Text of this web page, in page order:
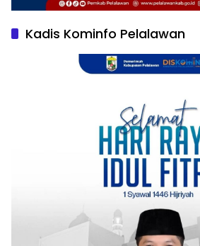
Kadis Kominfo Pelalawan